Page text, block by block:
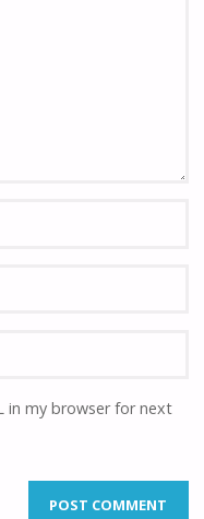
in my browser for next